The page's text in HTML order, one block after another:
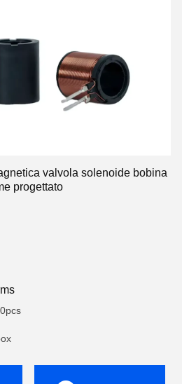
valvola solenoide bobina
progettato